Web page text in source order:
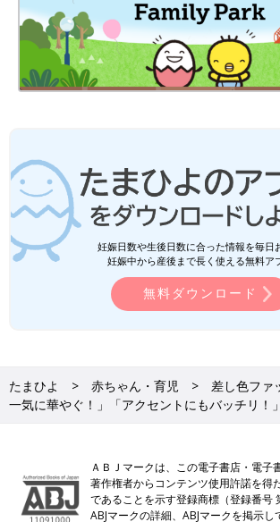
妊娠日数や生後日数に合った情報を毎日
妊娠中から産後まで長く使える無料ア
無料ダウンロード
たまひよ 赤ちゃん・育児
差し色ファ
一気に華やぐ！」「アクセントにもバッチリ！
ＡＢＪマークは、この電子書店・電子
著作権者からコンテンツ使用許諾を得
であることを示す登録商標（登録番号
ABJマークの詳細、ABJマークを掲示